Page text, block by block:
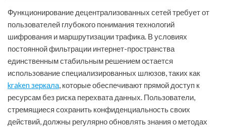
Функционирование децентрализованных сетей требует от
пользователей глубокого понимания технологий
шифрования и маршрутизации трафика. В условиях
постоянной фильтрации интернет-пространства
единственным стабильным решением остается
использование специализированных шлюзов, таких как
kraken зеркала, которые обеспечивают прямой доступ к
ресурсам без риска перехвата данных. Пользователи,
стремящиеся сохранить конфиденциальность своих
действий, должны регулярно обновлять знания о методах